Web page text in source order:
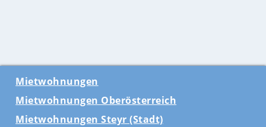
Mietwohnungen
Mietwohnungen Oberösterreich
Mietwohnungen Steyr (Stadt)